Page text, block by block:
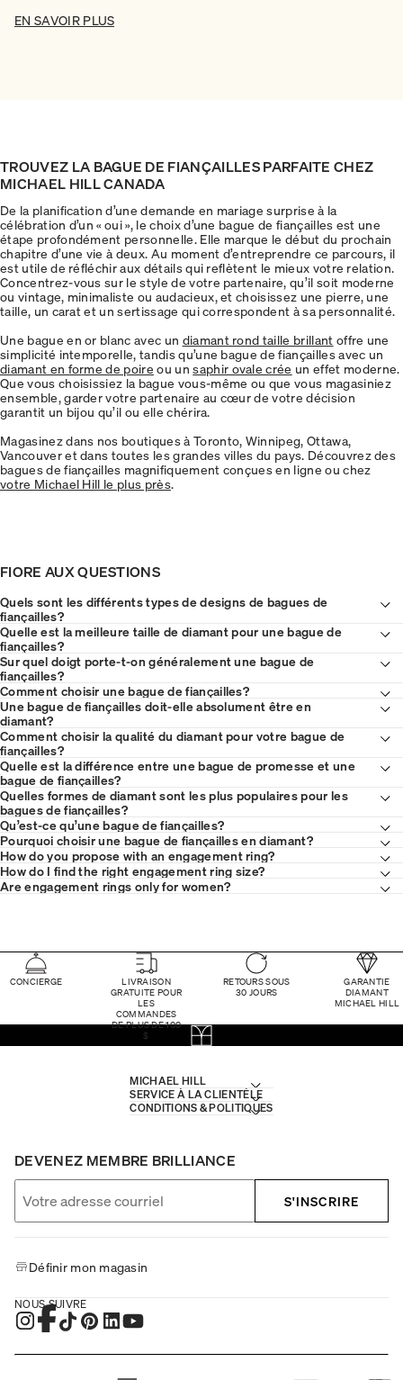
EN SAVOIR PLUS
TROUVEZ LA BAGUE DE FIANÇAILLES PARFAITE CHEZ
MICHAEL HILL CANADA
De la planification d’une demande en mariage surprise à la
célébration d’un « oui », le choix d’une bague de fiançailles est une
étape profondément personnelle. Elle marque le début du prochain
chapitre d’une vie à deux. Au moment d’entreprendre ce parcours, il
est utile de réfléchir aux détails qui reflètent le mieux votre relation.
Concentrez-vous sur le style de votre partenaire, qu’il soit moderne
ou vintage, minimaliste ou audacieux, et choisissez une pierre, une
taille, un carat et un sertissage qui correspondent à sa personnalité.
Une bague en or blanc avec un diamant rond taille brillant offre une
simplicité intemporelle, tandis qu’une bague de fiançailles avec un
diamant en forme de poire ou unsaphir ovale crée un effet moderne.
Que vous choisissiez la bague vous-même ou que vous magasiniez
ensemble, garder votre partenaire au cœur de votre décision
garantit un bijou qu’il ou elle chérira.
Magasinez dans nos boutiques à Toronto, Winnipeg, Ottawa,
Vancouver et dans toutes les grandes villes du pays. Découvrez des
bagues de fiançailles magnifiquement conçues en ligne ou chez
votre Michael Hill le plus près.
FIORE AUX QUESTIONS
Quels sont les différents types de designs de bagues de
fiançailles?
Quelle est la meilleure taille de diamant pour une bague de
fiançailles?
Sur quel doigt porte-t-on généralement une bague de
fiançailles?
Comment choisir une bague de fiançailles?
Une bague de fiançailles doit-elle absolument être en
diamant?
Comment choisir la qualité du diamant pour votre bague de
fiançailles?
Quelle est la différence entre une bague de promesse et une
bague de fiançailles?
Quelles formes de diamant sont les plus populaires pour les
bagues de fiançailles?
Qu’est-ce qu’une bague de fiançailles?
Pourquoi choisir une bague de fiançailles en diamant?
How do you propose with an engagement ring?
How do I find the right engagement ring size?
Are engagement rings only for women?
CONCIERGE
LIVRAISON
GRATUITE POUR
LES
COMMANDES
DE PLUS DE 100
$
RETOURS SOUS
30 JOURS
GARANTIE
DIAMANT
MICHAEL HILL
MICHAEL HILL
SERVICE À LA CLIENTÈLE
CONDITIONS & POLITIQUES
DEVENEZ MEMBRE BRILLIANCE
S'INSCRIRE
Définir mon magasin
NOUS SUIVRE